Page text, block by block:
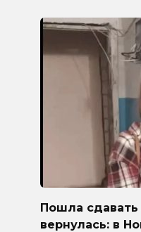
Пошла
вернулась: в